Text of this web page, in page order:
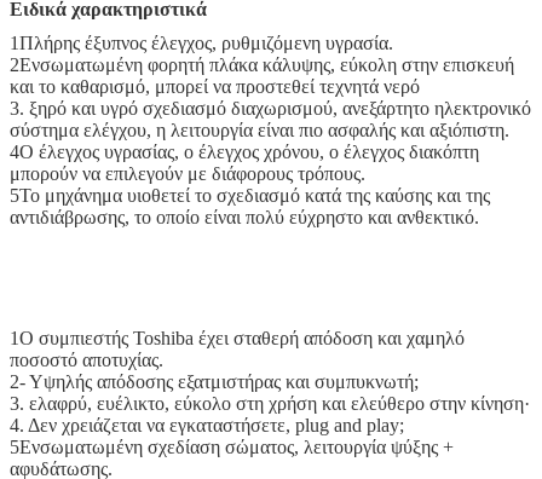
Ειδικά χαρακτηριστικά
1Πλήρης έξυπνος έλεγχος, ρυθμιζόμενη υγρασία.
2Ενσωματωμένη φορητή πλάκα κάλυψης, εύκολη στην επισκευή
και το καθαρισμό, μπορεί να προστεθεί τεχνητά νερό
3. ξηρό και υγρό σχεδιασμό διαχωρισμού, ανεξάρτητο ηλεκτρονικό
σύστημα ελέγχου, η λειτουργία είναι πιο ασφαλής και αξιόπιστη.
4Ο έλεγχος υγρασίας, ο έλεγχος χρόνου, ο έλεγχος διακόπτη
μπορούν να επιλεγούν με διάφορους τρόπους.
5Το μηχάνημα υιοθετεί το σχεδιασμό κατά της καύσης και της
αντιδιάβρωσης, το οποίο είναι πολύ εύχρηστο και ανθεκτικό.
1Ο συμπιεστής Toshiba έχει σταθερή απόδοση και χαμηλό
ποσοστό αποτυχίας.
2- Υψηλής απόδοσης εξατμιστήρας και συμπυκνωτή;
3. ελαφρύ, ευέλικτο, εύκολο στη χρήση και ελεύθερο στην κίνηση·
4. Δεν χρειάζεται να εγκαταστήσετε, plug and play;
5Ενσωματωμένη σχεδίαση σώματος, λειτουργία ψύξης +
αφυδάτωσης.